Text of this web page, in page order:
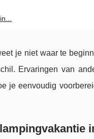
je niet waar te
Ervaringen van
je eenvoudig